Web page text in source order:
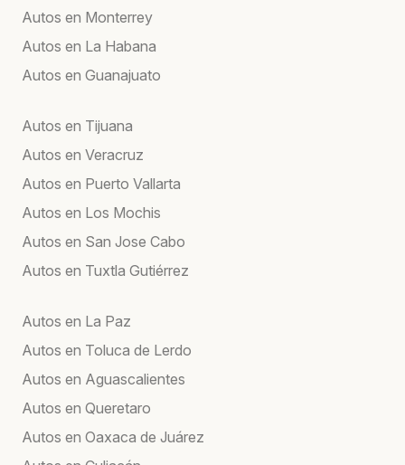
Autos en Monterrey
Autos en La Habana
Autos en Guanajuato
Autos en Tijuana
Autos en Veracruz
Autos en Puerto Vallarta
Autos en Los Mochis
Autos en San Jose Cabo
Autos en Tuxtla Gutiérrez
Autos en La Paz
Autos en Toluca de Lerdo
Autos en Aguascalientes
Autos en Queretaro
Autos en Oaxaca de Juárez